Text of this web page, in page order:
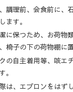
調理前、会食前に、
ます。
に保つため、お荷物
椅子の下の荷物棚に
の自主着用等、咳エ
。
は、エプロンをはず